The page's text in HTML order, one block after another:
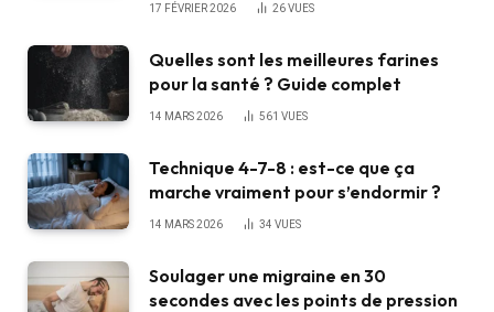
17 FÉVRIER 2026 26VUES
Quelles sont les meilleures farines
pour la santé ? Guide complet
14 MARS 2026 561 VUES
Technique 4-7-8 : est-ce que ça
marche vraiment pour s’endormir ?
14 MARS 2026 34 VUES
Soulager une migraine en 30
secondes avec les points de pression